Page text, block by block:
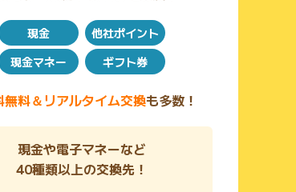
5/19～5/22・20-79歳のゴールドカ
名を対象としたインターネット調査に
裏面印字でセキュリティ面にも配慮
したリサイクル素材を使用
知・利用制限通知が届く
株・ETF・REITが買える！期間・用途限
使用可能！
額サービスでもご利用料金1,000円(税抜)
額の10％ポイント還元！
現金
他社ポイント
現金マネー
ギフト券
無料＆リアルタイム交換も多数！
現金や電子マネーなど
40種類以上の交換先！